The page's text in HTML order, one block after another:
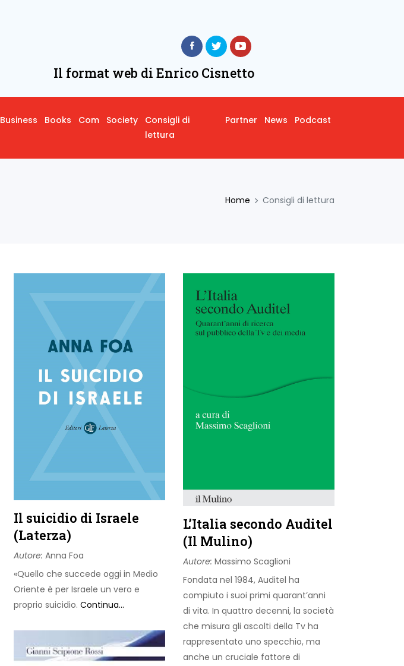
Il format web di Enrico Cisnetto
Business Books Com Society
Consigli di
lettura
Partner News Podcast
Home Consigli di lettura
Il suicidio di Israele
(Laterza)
Autore: Anna Foa
«Quello che succede oggi in Medio
Oriente è per Israele un vero e
proprio suicidio. Continua...
L’Italia secondo Auditel
(Il Mulino)
Autore: Massimo Scaglioni
Fondata nel 1984, Auditel ha
compiuto i suoi primi quarant’anni
di vita. In quattro decenni, la società
che misura gli ascolti della Tv ha
rappresentato uno specchio, ma
anche un cruciale fattore di